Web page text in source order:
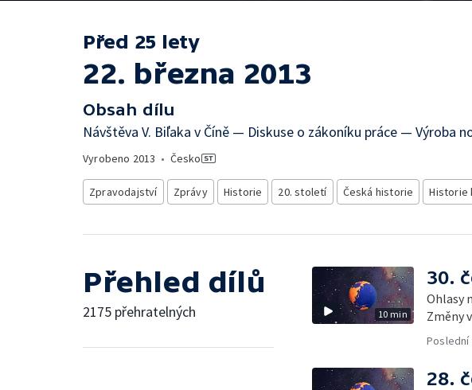
Před 25 lety
22. března 2013
Obsah dílu
Návštěva V. Biľaka v Číně — Diskuse o zákoníku práce — Výroba
Vyrobeno 2013 • Česko
Zpravodajství Zprávy Historie 20. století Česká historie Historie
Přehled dílů
2175 přehratelných 10 min
30.
Ohlasy
Změny
28.